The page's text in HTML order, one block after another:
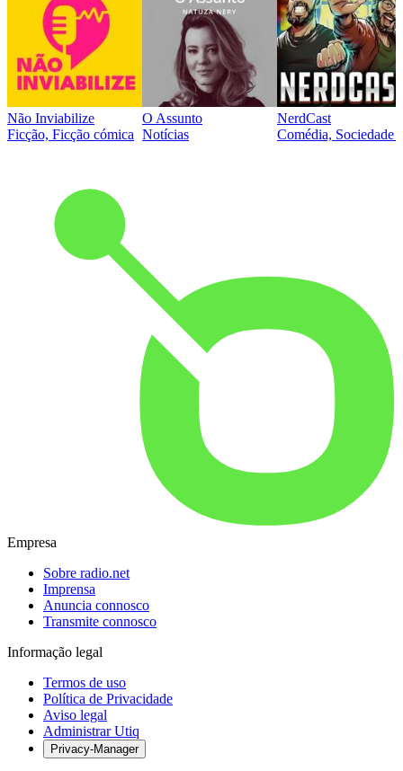
Não Inviabilize
Ficção, Ficção cómica
O Assunto
Notícias
NerdCast
Comédia, Sociedade
Empresa
Sobre radio.net
Imprensa
Anuncia connosco
Transmite connosco
Informação legal
Termos de uso
Política de Privacidade
Aviso legal
Administrar Utiq
Privacy-Manager